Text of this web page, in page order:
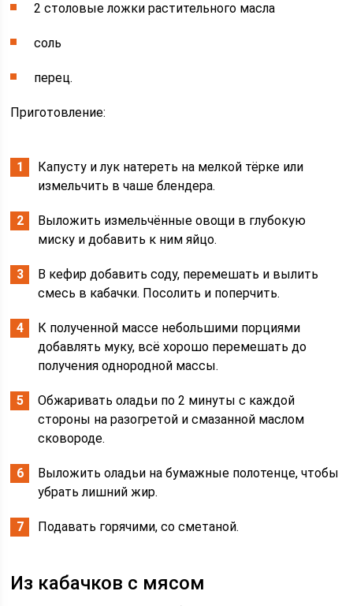
2 столовые ложки растительного масла
соль
перец.
Приготовление:
Капусту и лук натереть на мелкой тёрке или
измельчить в чаше блендера.
Выложить измельчённые овощи в глубокую
миску и добавить к ним яйцо.
В кефир добавить соду, перемешать и вылить
смесь в кабачки. Посолить и поперчить.
К полученной массе небольшими порциями
добавлять муку, всё хорошо перемешать до
получения однородной массы.
Обжаривать оладьи по 2 минуты с каждой
стороны на разогретой и смазанной маслом
сковороде.
Выложить оладьи на бумажные полотенце, чтобы
убрать лишний жир.
Подавать горячими, со сметаной.
Из кабачков с мясом